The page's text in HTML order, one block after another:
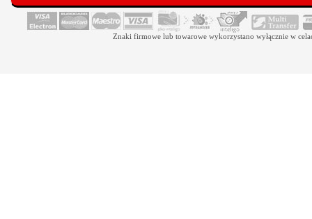
Znaki firmowe lub towarowe wykorzystano wyłącznie w